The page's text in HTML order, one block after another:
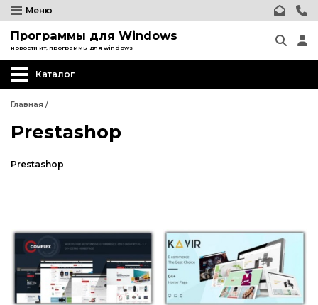
Меню
Программы для Windows
новости ит, программы для windows
Каталог
Главная /
Prestashop
Prestashop